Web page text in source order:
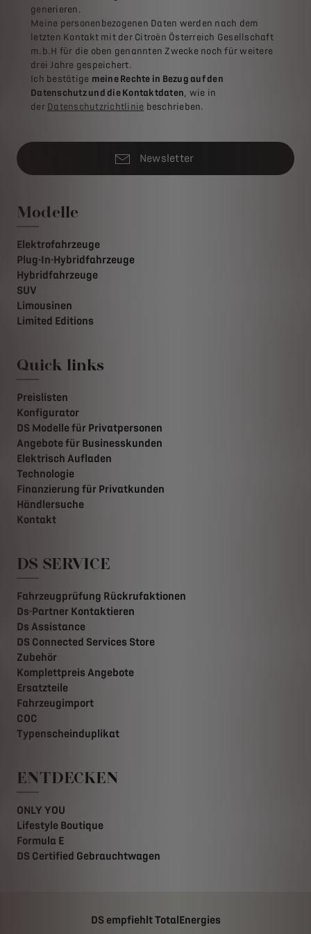
generieren.
Meine personenbezogenen Daten werden nach dem
letzten Kontakt mit der Citroën Österreich Gesellschaft
m.b.H für die oben genannten Zwecke noch für weitere
drei Jahre gespeichert.
Ich bestätige meine Rechte in Bezug auf den
Datenschutz und die Kontaktdaten, wie in
der Datenschutzrichtlinie beschrieben.
Newsletter
Modelle
Elektrofahrzeuge
Plug-In-Hybridfahrzeuge
Hybridfahrzeuge
SUV
Limousinen
Limited Editions
Quick links
Preislisten
Konfigurator
DS Modelle für Privatpersonen
Angebote für Businesskunden
Elektrisch Aufladen
Technologie
Finanzierung für Privatkunden
Händlersuche
Kontakt
DS SERVICE
Fahrzeugprüfung Rückrufaktionen
Ds-Partner Kontaktieren
Ds Assistance
DS Connected Services Store
Zubehör
Komplettpreis Angebote
Ersatzteile
Fahrzeugimport
COC
Typenscheinduplikat
ENTDECKEN
ONLY YOU
Lifestyle Boutique
Formula E
DS Certified Gebrauchtwagen
DS empfiehlt TotalEnergies